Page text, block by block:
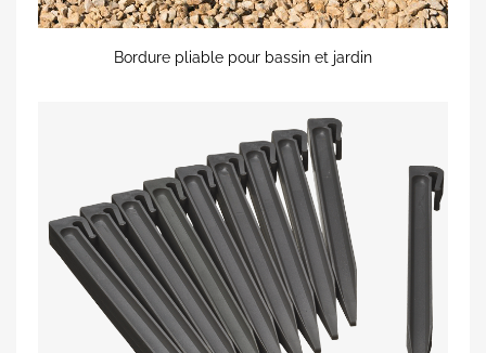
Bordure pliable pour bassin et jardin